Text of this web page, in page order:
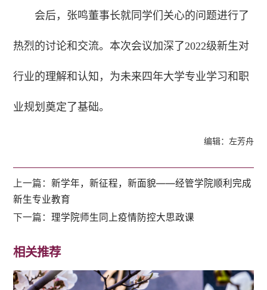
会后，张鸣董事长就同学们关心的问题进行了
热烈的讨论和交流。本次会议加深了2022级新生对
行业的理解和认知，为未来四年大学专业学习和职
业规划奠定了基础。
编辑：左芳舟
上一篇：新学年，新征程，新面貌——经管学院顺利完成
新生专业教育
下一篇：理学院师生同上疫情防控大思政课
相关推荐